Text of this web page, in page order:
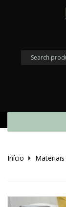
Início Materiais